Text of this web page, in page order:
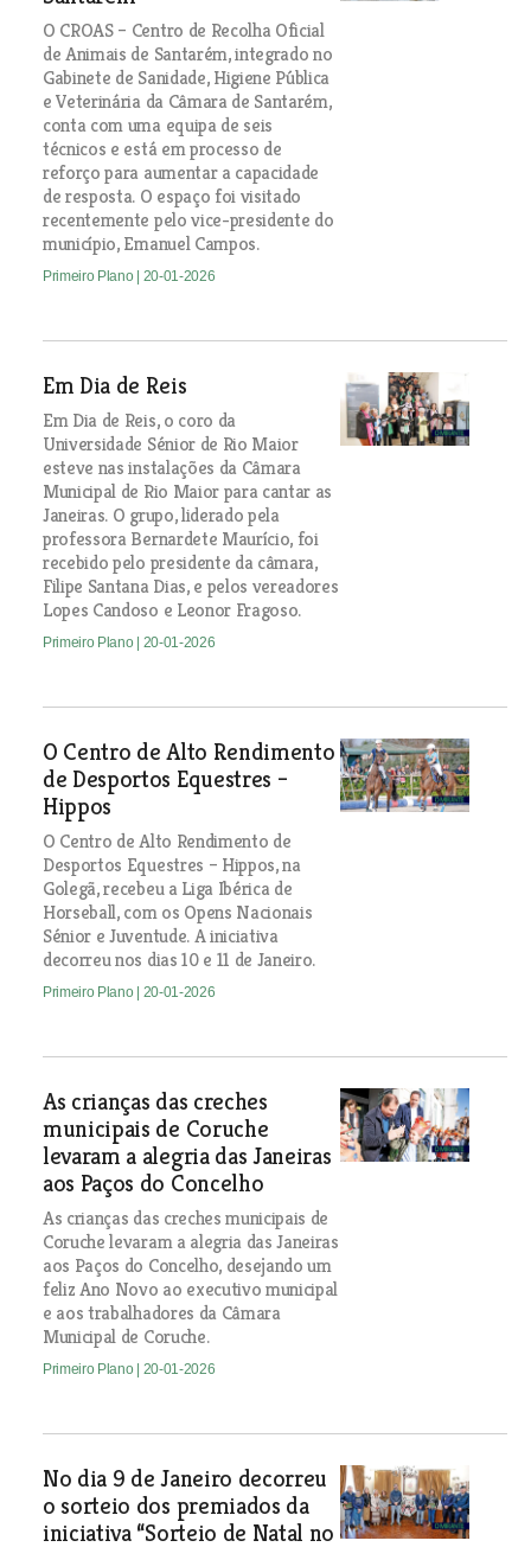
O CROAS – Centro de Recolha Oficial
de Animais de Santarém, integrado no
Gabinete de Sanidade, Higiene Pública
e Veterinária da Câmara de Santarém,
conta com uma equipa de seis
técnicos e está em processo de
reforço para aumentar a capacidade
de resposta. O espaço foi visitado
recentemente pelo vice-presidente do
município, Emanuel Campos.
Primeiro Plano | 20-01-2026
Em Dia de Reis
Em Dia de Reis, o coro da
Universidade Sénior de Rio Maior
esteve nas instalações da Câmara
Municipal de Rio Maior para cantar as
Janeiras. O grupo, liderado pela
professora Bernardete Maurício, foi
recebido pelo presidente da câmara,
Filipe Santana Dias, e pelos vereadores
Lopes Candoso e Leonor Fragoso.
Primeiro Plano | 20-01-2026
O Centro de Alto Rendimento
de Desportos Equestres –
Hippos
O Centro de Alto Rendimento de
Desportos Equestres – Hippos, na
Golegã, recebeu a Liga Ibérica de
Horseball, com os Opens Nacionais
Sénior e Juventude. A iniciativa
decorreu nos dias 10 e 11 de Janeiro.
Primeiro Plano | 20-01-2026
As crianças das creches
municipais de Coruche
levaram a alegria das Janeiras
aos Paços do Concelho
As crianças das creches municipais de
Coruche levaram a alegria das Janeiras
aos Paços do Concelho, desejando um
feliz Ano Novo ao executivo municipal
e aos trabalhadores da Câmara
Municipal de Coruche.
Primeiro Plano | 20-01-2026
No dia 9 de Janeiro decorreu
o sorteio dos premiados da
iniciativa “Sorteio de Natal no